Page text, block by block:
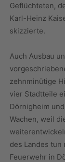
Geflüchteten,
Karl-Heinz
skizzierte.
Auch Ausbau
zehnminütige
vier Stadtteile
Dörnigheim
Wachen, weil
des Landes tun
Feuerwehr in